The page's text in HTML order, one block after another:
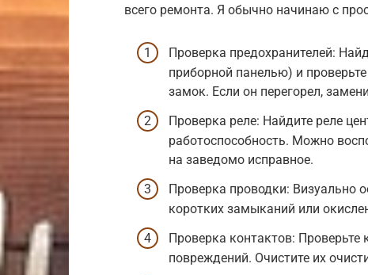
всего ремонта. Я обычно начинаю с
Проверка предохранителей:
приборной панелью) и
замок. Если он перегорел,
Проверка реле: Найдите реле
работоспособность. Можно
на заведомо исправное.
Проверка проводки: Визуально
коротких замыканий или
Проверка контактов:
повреждений. Очистите их